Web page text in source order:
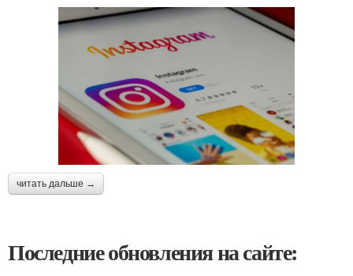
читать дальше →
Последние обновления на сайте: